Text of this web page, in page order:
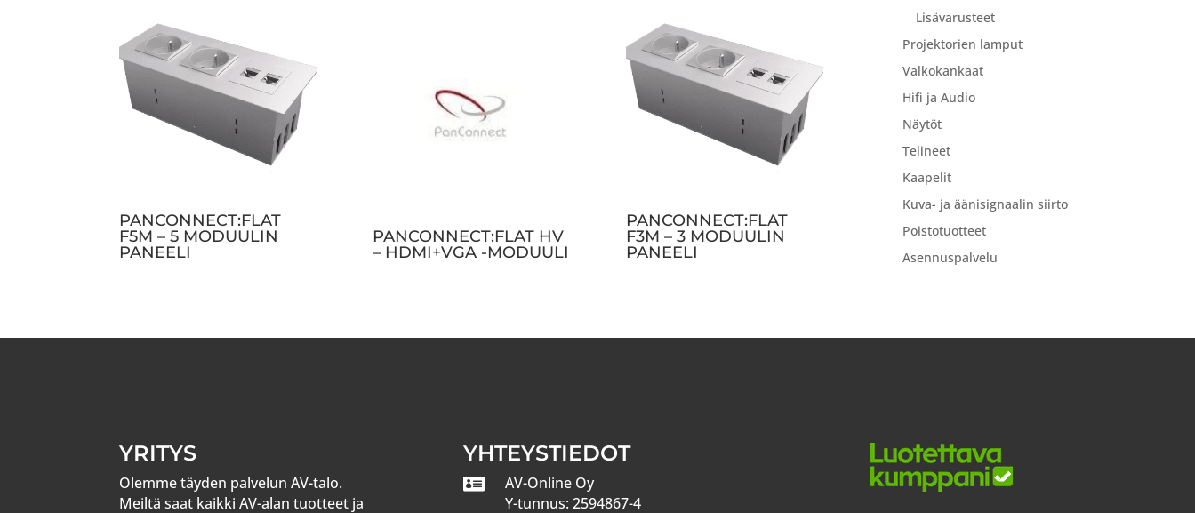
PANCONNECT:FLAT
F5M – 5 MODUULIN
PANEELI
PANCONNECT:FLAT HV
– HDMI+VGA -MODUULI
PANCONNECT:FLAT
F3M – 3 MODUULIN
PANEELI
Lisävarusteet
Projektorien lamput
Valkokankaat
Hifi ja Audio
Näytöt
Telineet
Kaapelit
Kuva- ja äänisignaalin siirto
Poistotuotteet
Asennuspalvelu
YRITYS
Olemme täyden palvelun AV-talo.
Meiltä saat kaikki AV-alan tuotteet ja
YHTEYSTIEDOT

AV-Online Oy
Y-tunnus: 2594867-4